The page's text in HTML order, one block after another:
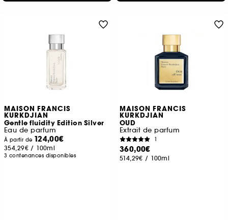
MAISON FRANCIS
KURKDJIAN
Gentle fluidity Edition Silver
Eau de parfum
À partir de 124,00€
354,29€ / 100ml
3 contenances disponibles
MAISON FRANCIS
KURKDJIAN
OUD
Extrait de parfum
1
360,00€
514,29€ / 100ml